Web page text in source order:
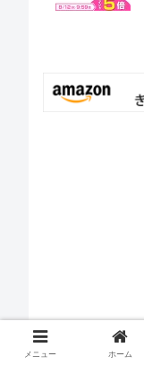
メニュー ホーム